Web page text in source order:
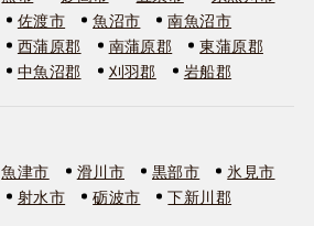
佐渡市 魚沼市
南魚沼市
西蒲原郡 南蒲原郡
東蒲原郡
中魚沼郡 刈羽郡 岩船郡
魚津市 滑川市 黒部市
氷見市
射水市 砺波市
下新川郡